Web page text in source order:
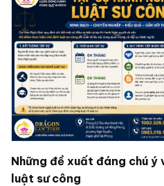
Những đề xuất đáng chú ý
luật sư công